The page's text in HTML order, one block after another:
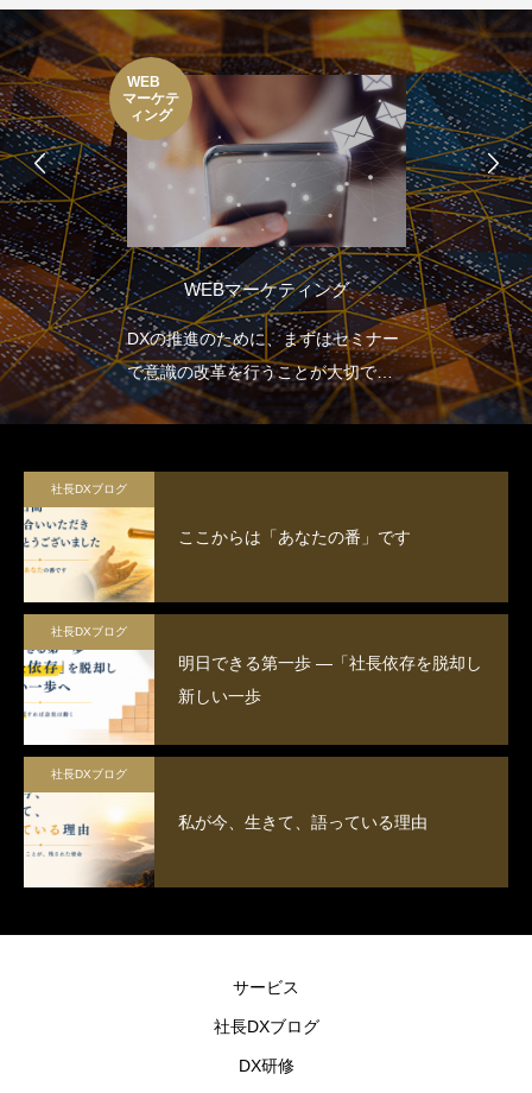
WEB
マーケテ
ィング
WEBマーケティング
DXの推進のために、まずはセミナー
で意識の改革を行うことが大切で
す。
社長DXブログ
ここからは「あなたの番」です
社長DXブログ
明日できる第一歩 ―「社長依存を脱却し
新しい一歩
社長DXブログ
私が今、生きて、語っている理由
サービス
社長DXブログ
DX研修